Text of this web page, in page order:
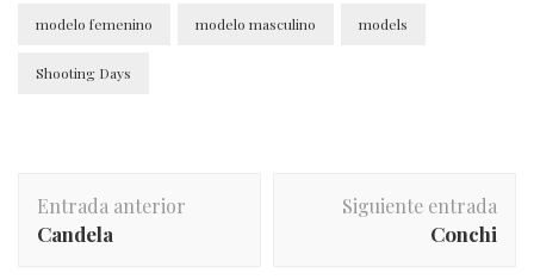
modelo femenino modelo masculino models
Shooting Days
Entrada anterior
Candela
Siguiente entrada
Conchi